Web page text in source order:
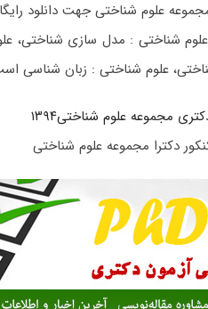
علوم شناختی جهت دانلود
شناختی : مدل سازی شناختی،
علوم شناختی : زبان شناسی
مجموعه علوم شناختی۱۳۹۴
دکترا مجموعه علوم شناختی